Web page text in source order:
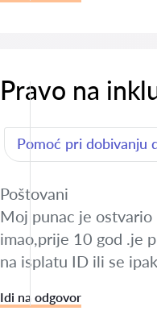
Pravo na
Pomoć pri dobivanju
Poštovani
Moj punac je ostvario
imao,prije 10 god .je
na isplatu ID ili se
Idi na odgovor